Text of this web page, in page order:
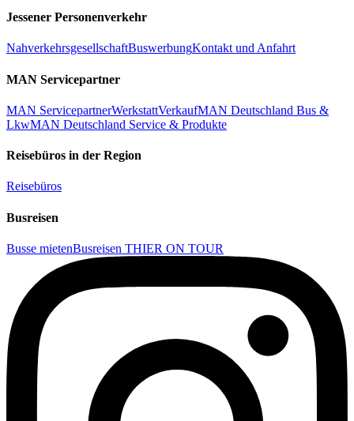
Jessener Personenverkehr
NahverkehrsgesellschaftBuswerbungKontakt und Anfahrt
MAN Servicepartner
MAN ServicepartnerWerkstattVerkaufMAN Deutschland Bus &
LkwMAN Deutschland Service & Produkte
Reisebüros in der Region
Reisebüros
Busreisen
Busse mietenBusreisen THIER ON TOUR